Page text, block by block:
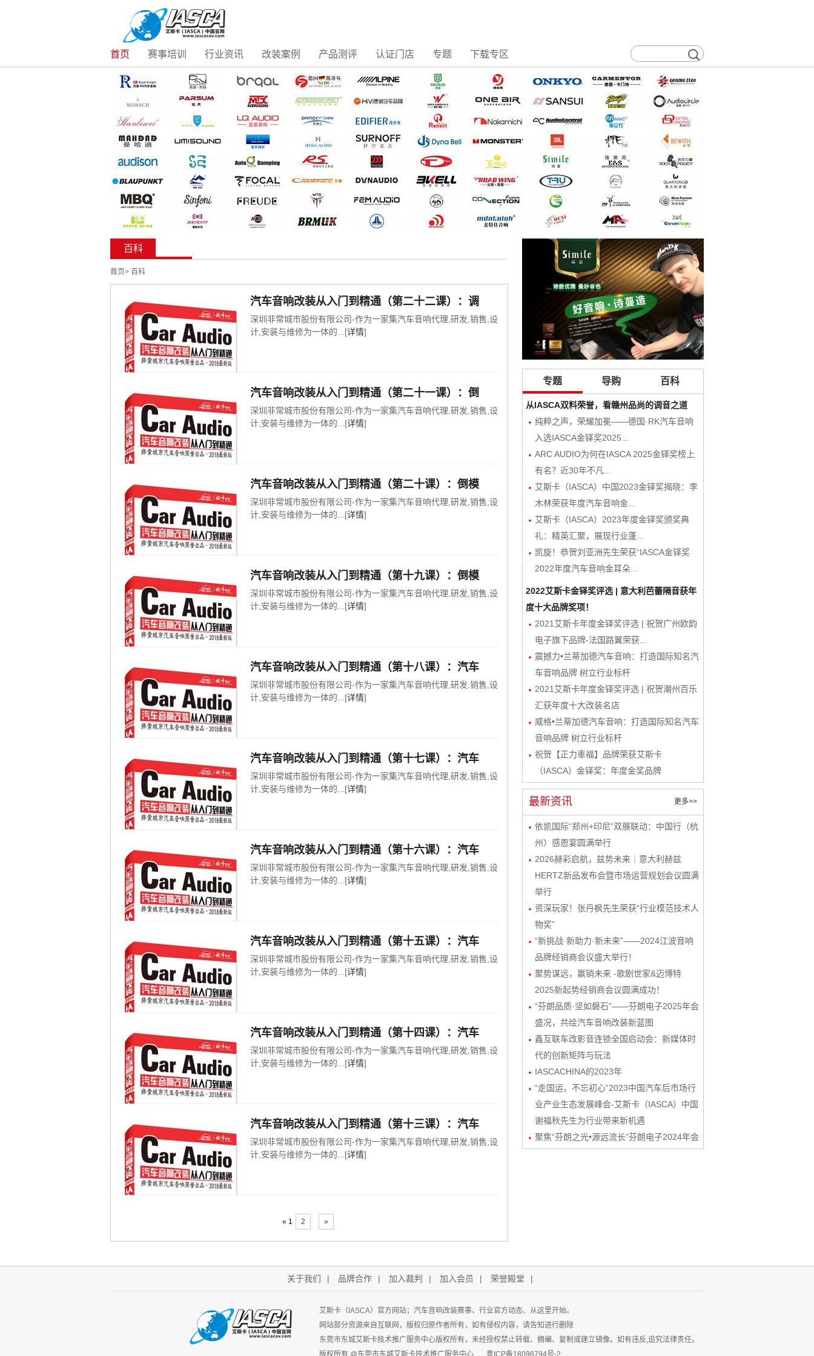
首页 赛事培训 行业资讯 改装案例 产品测评 认证门店 专题 下载专区
百科
首页> 百科
汽车音响改装从入门到精通（第二十二课）：调
深圳非常城市股份有限公司-作为一家集汽车音响代理,研发,销售,设
计,安装与维修为一体的...[详情]
汽车音响改装从入门到精通（第二十一课）：倒
深圳非常城市股份有限公司-作为一家集汽车音响代理,研发,销售,设
计,安装与维修为一体的...[详情]
汽车音响改装从入门到精通（第二十课）：倒模
深圳非常城市股份有限公司-作为一家集汽车音响代理,研发,销售,设
计,安装与维修为一体的...[详情]
汽车音响改装从入门到精通（第十九课）：倒模
深圳非常城市股份有限公司-作为一家集汽车音响代理,研发,销售,设
计,安装与维修为一体的...[详情]
汽车音响改装从入门到精通（第十八课）：汽车
深圳非常城市股份有限公司-作为一家集汽车音响代理,研发,销售,设
计,安装与维修为一体的...[详情]
汽车音响改装从入门到精通（第十七课）：汽车
深圳非常城市股份有限公司-作为一家集汽车音响代理,研发,销售,设
计,安装与维修为一体的...[详情]
汽车音响改装从入门到精通（第十六课）：汽车
深圳非常城市股份有限公司-作为一家集汽车音响代理,研发,销售,设
计,安装与维修为一体的...[详情]
汽车音响改装从入门到精通（第十五课）：汽车
深圳非常城市股份有限公司-作为一家集汽车音响代理,研发,销售,设
计,安装与维修为一体的...[详情]
汽车音响改装从入门到精通（第十四课）：汽车
深圳非常城市股份有限公司-作为一家集汽车音响代理,研发,销售,设
计,安装与维修为一体的...[详情]
汽车音响改装从入门到精通（第十三课）：汽车
深圳非常城市股份有限公司-作为一家集汽车音响代理,研发,销售,设
计,安装与维修为一体的...[详情]
« 1 2 »
专题 导购 百科
从IASCA双料荣誉，看赣州品尚的调音之道
纯粹之声，荣耀加冕——德国·RK汽车音响
入选IASCA金铎奖2025...
ARC AUDIO为何在IASCA 2025金铎奖榜上
有名？近30年不凡...
艾斯卡（IASCA）中国2023金铎奖揭晓：李
木林荣获年度汽车音响金...
艾斯卡（IASCA）2023年度金铎奖颁奖典
礼：精英汇聚，展现行业蓬...
凯旋！恭贺刘亚洲先生荣获“IASCA金铎奖
2022年度汽车音响金耳朵...
2022艾斯卡金铎奖评选 | 意大利芭蕾隔音获年
度十大品牌奖项！
2021艾斯卡年度金铎奖评选 | 祝贺广州欧韵
电子旗下品牌-法国路翼荣获...
震撼力•兰蒂加德汽车音响：打造国际知名汽
车音响品牌 树立行业标杆
2021艾斯卡年度金铎奖评选 | 祝贺潮州百乐
汇获年度十大改装名店
威格•兰蒂加德汽车音响：打造国际知名汽车
音响品牌 树立行业标杆
祝贺【正力車福】品牌荣获艾斯卡
（IASCA）金铎奖：年度金奖品牌
最新资讯 更多>>
依凯国际“郑州+印尼”双展联动：中国行（杭
州）感恩宴圆满举行
2026赫彩启航，兹势未来｜意大利赫兹
HERTZ新品发布会暨市场运营规划会议圆满
举行
资深玩家！张丹枫先生荣获“行业模范技术人
物奖”
“新挑战·新助力·新未来”——2024江波音响
品牌经销商会议盛大举行！
聚势谋远，赢销未来 -歌剧世家&迈博特
2025新起势经销商会议圆满成功！
“芬朗品质·坚如磐石”——芬朗电子2025年会
盛况，共绘汽车音响改装新蓝图
鑫互联车改影音连锁全国启动会：新媒体时
代的创新矩阵与玩法
IASCACHINA的2023年
“走国运，不忘初心”2023中国汽车后市场行
业产业生态发展峰会-艾斯卡（IASCA）中国
谢福秋先生为行业带来新机遇
聚焦“芬朗之光•源远流长”芬朗电子2024年会
关于我们 | 品牌合作 | 加入裁判 | 加入会员 | 荣誉殿堂 |
艾斯卡（IASCA）官方网站；汽车音响改装赛事、行业官方动态、从这里开始。
网站部分资源来自互联网，版权归原作者所有，如有侵权内容，请告知进行删除
东莞市东城艾斯卡技术推广服务中心版权所有，未经授权禁止转载、摘编、复制或建立镜像。如有违反,追究法律责任。
版权所有 @东莞市东城艾斯卡技术推广服务中心 粤ICP备18098794号-2